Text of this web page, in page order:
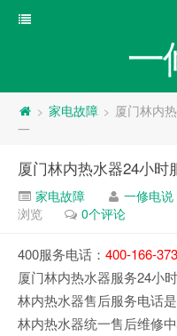
一
> 家电故障 > 厦门林内
一
厦门林内热水器24小
家电故障 一修电说
浏览
0个评论
400服务电话： 400-166-
厦门林内热水器服务24小
林内热水器售后服务电话
林内热水器统一售后维修